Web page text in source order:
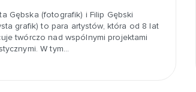
Gębska (fotografik) i Filip Gębski
grafik) to para artystów, która od 8 lat
twórczo nad wspólnymi projektami
W tym…